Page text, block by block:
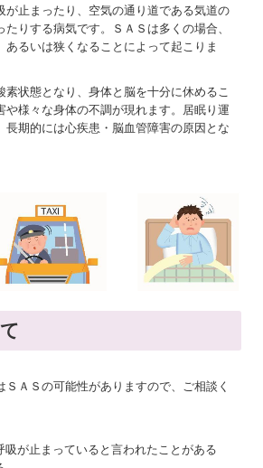
が止まったり、空気の通り道である気道の
りする病気です。ＳＡＳは多くの場合、
あるいは狭くなることによって起こりま
素状態となり、身体と脳を十分に休めるこ
や様々な身体の不調が現れます。居眠り運
長期的には心疾患・脳血管障害の原因とな
ＳＡＳの可能性がありますので、ご相談く
吸が止まっていると言われたことがある